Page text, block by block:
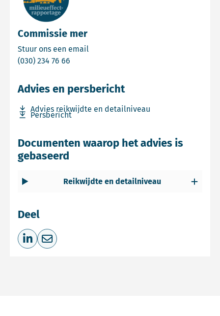
Commissie mer
Stuur ons een email
(030) 234 76 66
Advies en persbericht
Advies reikwijdte en detailniveau
Download bestand Advies reikwijdte en detailniveau
Persbericht
Download bestand Persbericht
Documenten waarop het advies is
gebaseerd
Reikwijdte en detailniveau
Deel
Deel op LinkedIn
Deel via e-mail